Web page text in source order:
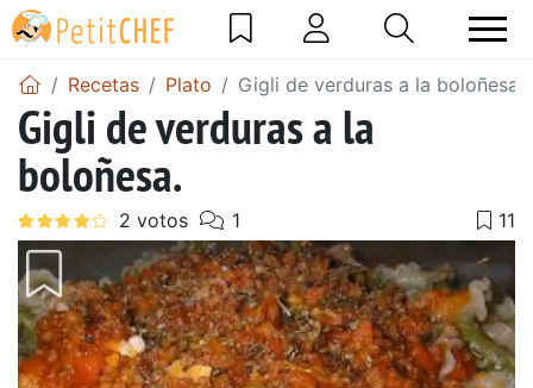
Recetas Plato Gigli de verduras a la boloñesa.
Gigli de verduras a la
boloñesa.